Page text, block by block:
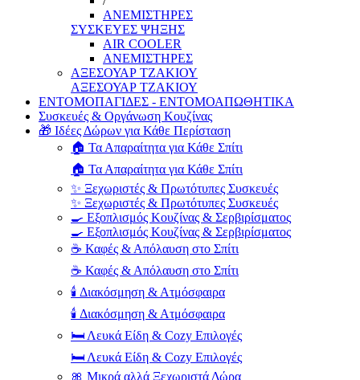
ΑΝΕΜΙΣΤΗΡΕΣ
ΣΥΣΚΕΥΕΣ ΨΗΞΗΣ
AIR COOLER
ΑΝΕΜΙΣΤΗΡΕΣ
ΑΞΕΣΟΥΑΡ ΤΖΑΚΙΟΥ
ΑΞΕΣΟΥΑΡ ΤΖΑΚΙΟΥ
ΕΝΤΟΜΟΠΑΓΙΔΕΣ - ΕΝΤΟΜΟΑΠΩΘΗΤΙΚΑ
Συσκευές & Οργάνωση Κουζίνας
🎁 Ιδέες Δώρων για Κάθε Περίσταση
🏠 Τα Απαραίτητα για Κάθε Σπίτι
🏠 Τα Απαραίτητα για Κάθε Σπίτι
✨ Ξεχωριστές & Πρωτότυπες Συσκευές
✨ Ξεχωριστές & Πρωτότυπες Συσκευές
🍳 Εξοπλισμός Κουζίνας & Σερβιρίσματος
🍳 Εξοπλισμός Κουζίνας & Σερβιρίσματος
☕ Καφές & Απόλαυση στο Σπίτι
☕ Καφές & Απόλαυση στο Σπίτι
🕯️ Διακόσμηση & Ατμόσφαιρα
🕯️ Διακόσμηση & Ατμόσφαιρα
🛏️ Λευκά Είδη & Cozy Επιλογές
🛏️ Λευκά Είδη & Cozy Επιλογές
🎀 Μικρά αλλά Ξεχωριστά Δώρα